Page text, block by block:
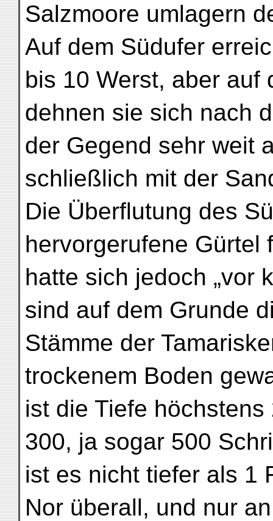
Salzmoore umlagern
Auf dem Südufer
bis 10 Werst, aber auf
dehnen sie sich nach
der Gegend sehr weit
schließlich mit der
Die Überflutung des
hervorgerufene Gürtel
hatte sich jedoch „vor
sind auf dem Grunde
Stämme der
trockenem Boden
ist die Tiefe
300, ja sogar 500
ist es nicht tiefer als 1
Nor überall, und nur